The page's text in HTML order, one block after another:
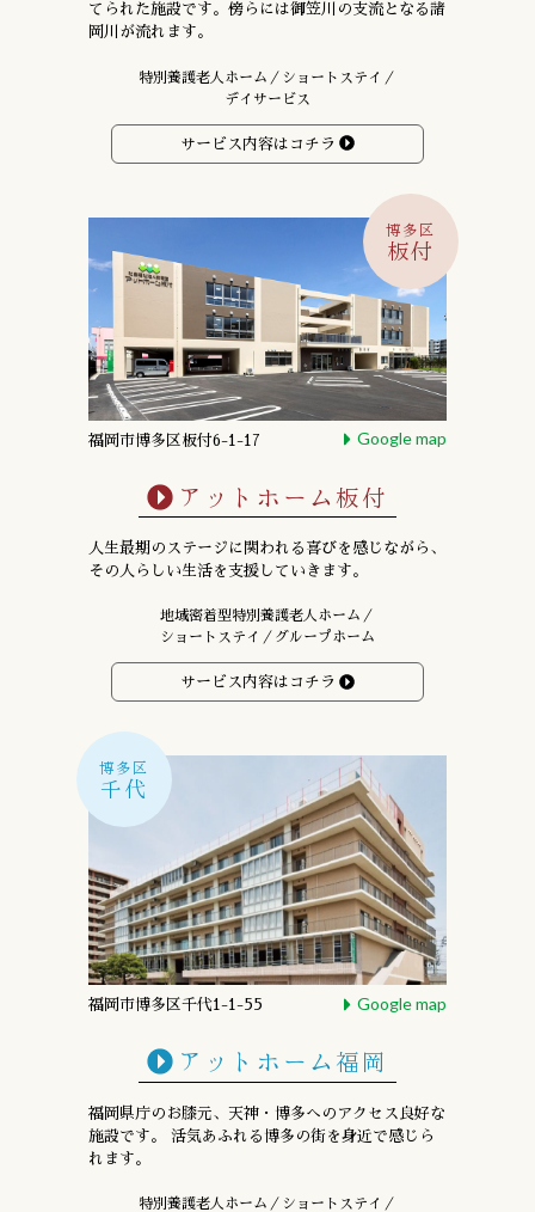
てられた施設です。 傍らには御笠川の支流となる諸
岡川が流れます。
特別養護老人ホーム／ショートステイ／
デイサービス
サービス内容はコチラ
福岡市博多区板付6-1-17 Google map
博多区
板付
アットホーム板付
人生最期のステージに関われる喜びを感じながら、
その人らしい生活を支援していきます。
地域密着型特別養護老人ホーム／
ショートステイ／グループホーム
サービス内容はコチラ
福岡市博多区千代1-1-55 Google map
博多区
千代
アットホーム福岡
福岡県庁のお膝元、天神・博多への アクセス良好な
施設です。
活気あふれる博多の街を身近で感じら
れます。
特別養護老人ホーム／ショートステイ／